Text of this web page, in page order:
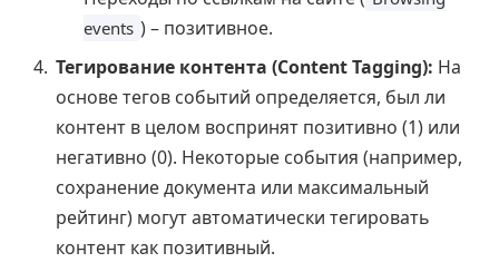
events ) – позитивное.
Тегирование контента (Content Tagging): На
основе тегов событий определяется, был ли
контент в целом воспринят позитивно (1) или
негативно (0). Некоторые события (например,
сохранение документа или максимальный
рейтинг) могут автоматически тегировать
контент как позитивный.